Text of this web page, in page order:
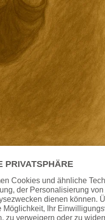
Spiel hinter dem Spiel. Er
ein neues Team. Die
für Spiel: Aktionismus